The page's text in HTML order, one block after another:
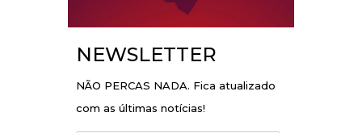
NEWSLETTER
NÃO PERCAS NADA. Fica atualizado
com as últimas notícias!